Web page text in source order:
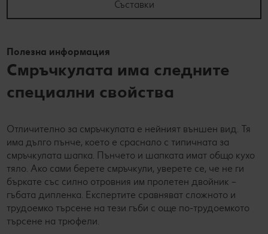
Съставки
Полезна информация
Смръчкулата има следните
специални свойства
Отличително за смръчкулата е нейният външен вид. Тя
има дълго пънче, което е сраснало с типичната за
смръчкулата шапка. Пънчето и шапката имат общо кухо
тяло. Ако сами берете смръчкули, уверете се, че не ги
бъркате със силно отровния им пролетен двойник –
гъбата дипленка. Експертите сравняват сложното и
трудоемко търсене на тези гъби с още по-трудоемкото
търсене на трюфели.